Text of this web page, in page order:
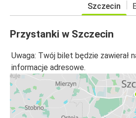
Szczecin
Przystanki w Szczecin
Uwaga: Twój bilet będzie zawierał
informacje adresowe.